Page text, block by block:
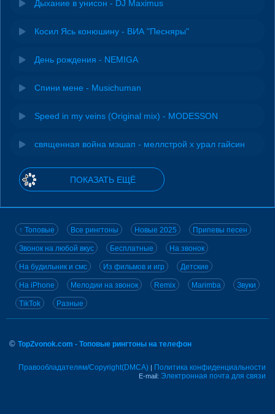
Дыхание в унисон - DJ Maximus
Косил Ясь конюшину - ВИА "Песняры"
День рождения - NEMIGA
Спини мене - Musichuman
Speed in my veins (Original mix) - MODESSON
священная война мэшап - меллстрой х урал гайсин
ПОКАЗАТЬ ЕЩЁ
↑ Топовые Все рингтоны Новые 2025 Припевы песен
Звонок на любой вкус Бесплатные На звонок
На будильник и смс Из фильмов и игр Детские
На iPhone Мелодии на звонок Remix Marimba Звуки
TikTok Разные
© TopZvonok.com - Топовые рингтоны на телефон
Правообладателям/Copyright(DMCA) | Политика конфиденциальности
E-mail: Электронная почта для связи